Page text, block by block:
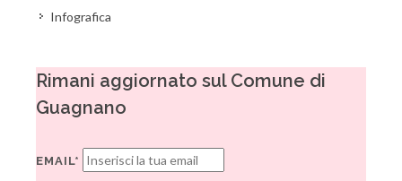
Infografica
Rimani aggiornato sul Comune di
Guagnano
EMAIL*